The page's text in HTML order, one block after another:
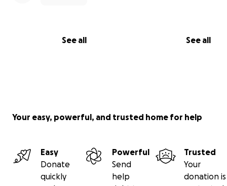
See all See all
Your easy, powerful, and trusted home for help
Easy
Donate
quickly
Powerful
Send
help
Trusted
Your
donation is